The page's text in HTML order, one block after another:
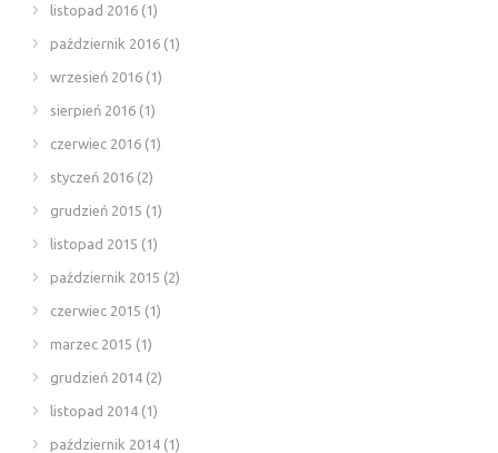
listopad 2016 (1)
październik 2016 (1)
wrzesień 2016 (1)
sierpień 2016 (1)
czerwiec 2016 (1)
styczeń 2016 (2)
grudzień 2015 (1)
listopad 2015 (1)
październik 2015 (2)
czerwiec 2015 (1)
marzec 2015 (1)
grudzień 2014 (2)
listopad 2014 (1)
październik 2014 (1)